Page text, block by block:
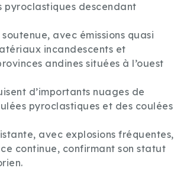
pyroclastiques descendant
avec émissions quasi
incandescents et
andines situées à l’ouest
d’importants nuages de
pyroclastiques et des coulées
avec explosions fréquentes,
continue, confirmant son statut